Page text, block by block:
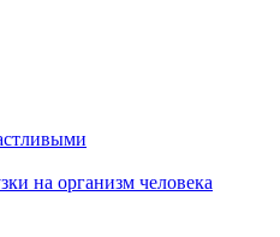
на организм человека